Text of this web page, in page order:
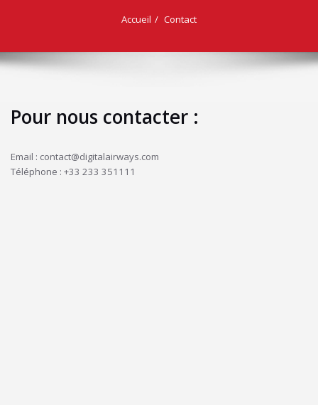
Accueil Contact
Pour nous contacter :
Email : contact@digitalairways.com
Téléphone : +33 233 351111